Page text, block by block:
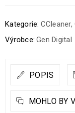
Kategorie: CCleaner,
Výrobce: Gen Digital
POPIS
MOHLO BY